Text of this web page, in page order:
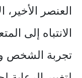
العنصر الأخير،
الانتباه إلى
تجربة الشخص